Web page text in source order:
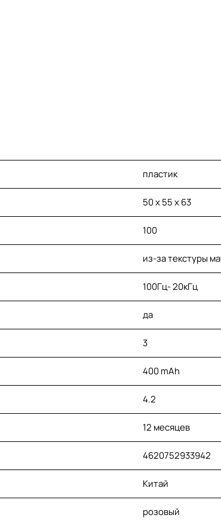
пластик
50 x 55 x 63
100
из-за текстуры
100Гц- 20кГц
да
3
400 mAh
4.2
12 месяцев
4620752933942
Китай
розовый